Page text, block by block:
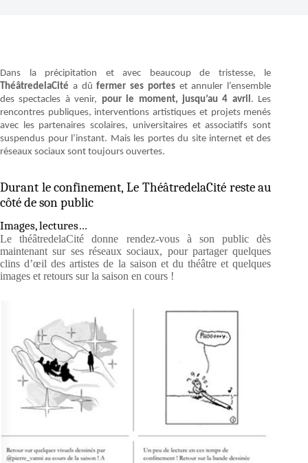
Dans la précipitation et avec beaucoup de tristesse, le
ThéâtredelaCité a dûfermer ses porteset annuler l’ensemble
des spectacles à venir, pour le moment, jusqu’au 4 avril. Les
rencontres publiques, interventions artistiques et projets menés
avec les partenaires scolaires, universitaires et associatifs sont
suspendus pour l’instant. Mais les portes du site internet et des
réseaux sociaux sont toujours ouvertes.
Durant le confinement, Le ThéâtredelaCité reste au
côté de son public
Images, lectures…
Le théâtredelaCité donne rendez-vous à son public dès
maintenant sur ses réseaux sociaux, pour partager quelques
clins d’œil des artistes de la saison et du théâtre et quelques
images et retours sur la saison en cours !